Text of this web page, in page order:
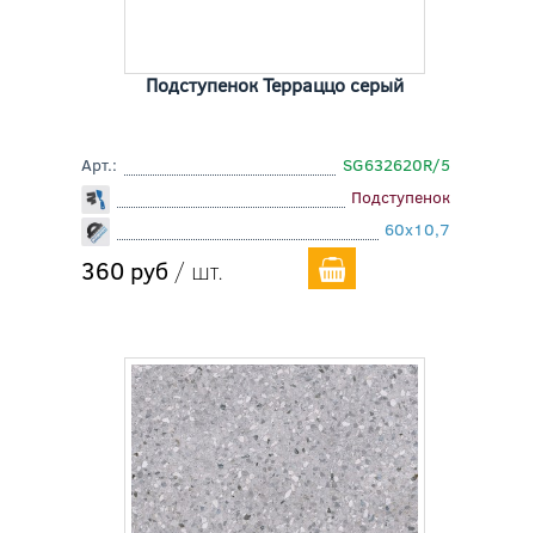
Подступенок Терраццо серый
Арт.:
SG632620R/5
Подступенок
60x10,7
360 руб / шт.